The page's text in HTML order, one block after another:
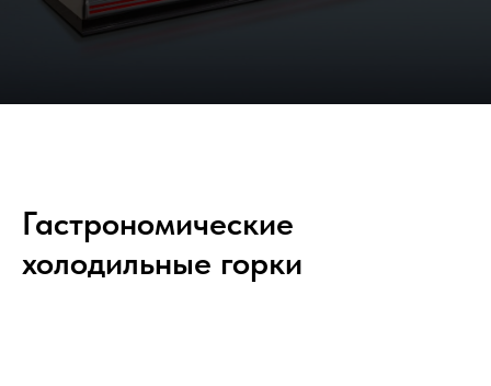
Гастрономические
холодильные горки